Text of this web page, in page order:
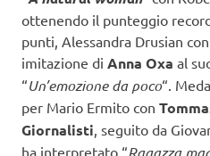
ottenendo il punteggio
punti, Alessandra Drusian
imitazione di Anna Oxa al
“Un’emozione da poco“.
per Mario Ermito con
Giornalisti , seguito da
ha interpretato “Ragazza